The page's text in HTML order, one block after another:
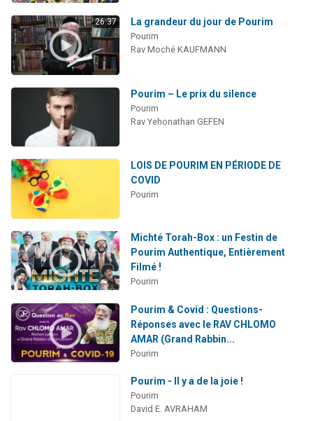
26:37 La grandeur du jour de Pourim
Pourim
Rav Moché KAUFMANN
Pourim – Le prix du silence
Pourim
Rav Yehonathan GEFEN
LOIS DE POURIM EN PÉRIODE DE
COVID
Pourim
Michté Torah-Box : un Festin de
Pourim Authentique, Entièrement
Filmé !
Pourim
Pourim & Covid : Questions-
Réponses avec le RAV CHLOMO
AMAR (Grand Rabbin...
Pourim
Pourim - Il y a de la joie !
Pourim
David E. AVRAHAM